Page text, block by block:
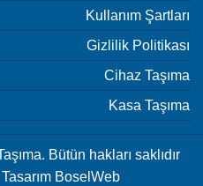
Kullanım Şartları
Gizlilik Politikası
Cihaz Taşıma
Kasa Taşıma
Bütün hakları saklıdır
BoselWeb